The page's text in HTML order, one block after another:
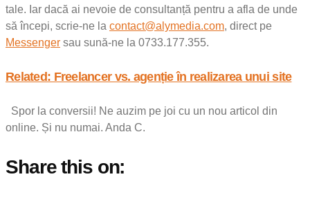
tale. Iar dacă ai nevoie de consultanță pentru a afla de unde
să începi, scrie-ne la contact@alymedia.com, direct pe
Messenger sau sună-ne la 0733.177.355.
Related: Freelancer vs. agenție în realizarea unui site
Spor la conversii! Ne auzim pe joi cu un nou articol din
online. Și nu numai. Anda C.
Share this on: